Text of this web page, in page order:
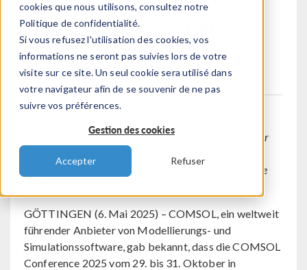
cookies que nous utilisons, consultez notre
Politique de confidentialité.
Si vous refusez l'utilisation des cookies, vos
informations ne seront pas suivies lors de votre
visite sur ce site. Un seul cookie sera utilisé dans
votre navigateur afin de se souvenir de ne pas
suivre vos préférences.
Gestion des cookies
Accepter Refuser
Die COMSOL Conference
kommt 2025 nach
Amsterdam
treffen sich auf der COMSOL Conference, um sich über
neueste Forschungsergebnisse zu informieren, ihre
Modellierungskompetenzen zu erweitern und Kontakte
GÖTTINGEN (6. Mai 2025) – COMSOL, ein weltweit
führender Anbieter von Modellierungs- und
Simulationssoftware, gab bekannt, dass die COMSOL
Conference 2025 vom 29. bis 31. Oktober in